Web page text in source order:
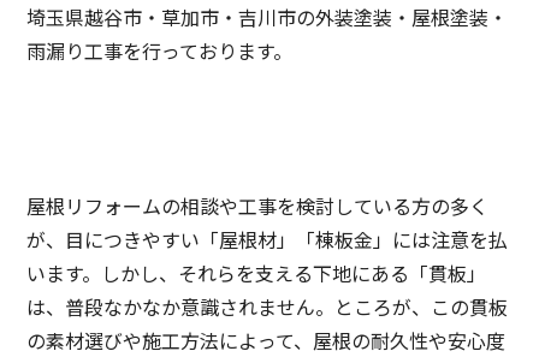
埼玉県越谷市・草加市・吉川市の外装塗装・屋根塗装・
雨漏り工事を行っております。
屋根リフォームの相談や工事を検討している方の多く
が、目につきやすい「屋根材」「棟板金」には注意を払
います。しかし、それらを支える下地にある「貫板」
は、普段なかなか意識されません。ところが、この貫板
の素材選びや施工方法によって、屋根の耐久性や安心度